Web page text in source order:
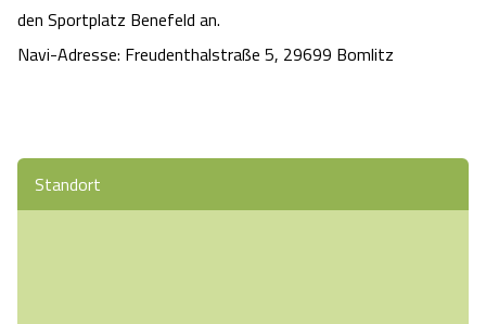
den Sportplatz Benefeld an.
Navi-Adresse: Freudenthalstraße 5, 29699 Bomlitz
Standort